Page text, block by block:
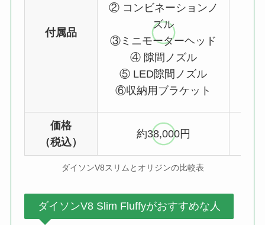
付属品
② コンビネーションノ
ズル
③ミニモーターヘッド
④ 隙間ノズル
⑤ LED隙間ノズル
⑥収納用ブラケット
価格
（税込）
約38,000円
ダイソンV8スリムとオリジンの比較表
ダイソンV8 Slim Fluffyがおすすめな人